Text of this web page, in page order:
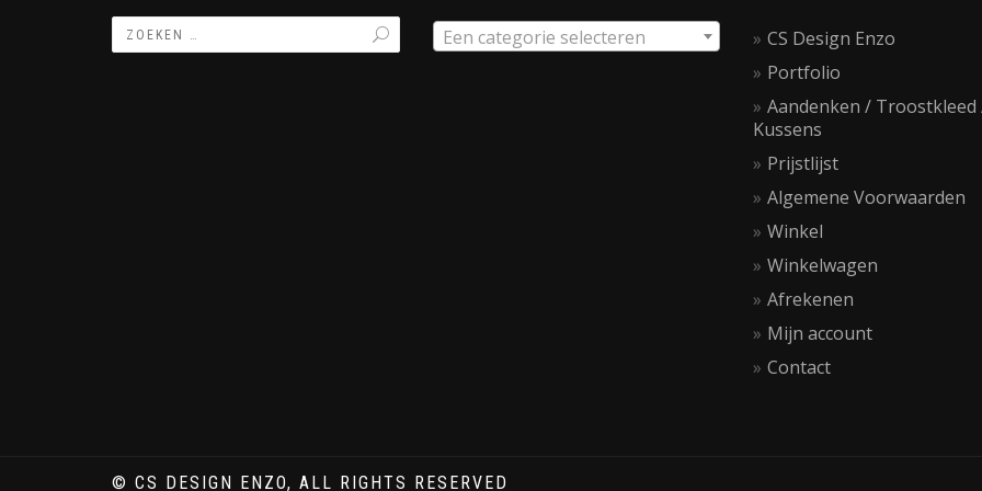
Een categorie selecteren
CS Design Enzo
Portfolio
Aandenken / Troostkleed
Kussens
Prijstlijst
Algemene Voorwaarden
Winkel
Winkelwagen
Afrekenen
Mijn account
Contact
© CS DESIGN ENZO, ALL RIGHTS RESERVED